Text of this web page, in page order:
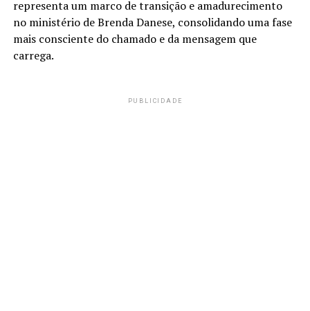
representa um marco de transição e amadurecimento
no ministério de Brenda Danese, consolidando uma fase
mais consciente do chamado e da mensagem que
carrega.
PUBLICIDADE